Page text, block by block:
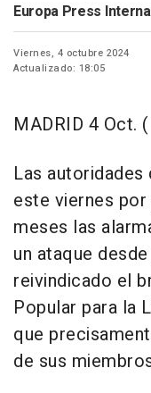
Europa Press
Viernes, 4 octubre 2024
Actualizado: 18:05
MADRID 4 Oct.
Las autoridades
este viernes
meses las
un ataque
reivindicado el
Popular para la
que
de sus